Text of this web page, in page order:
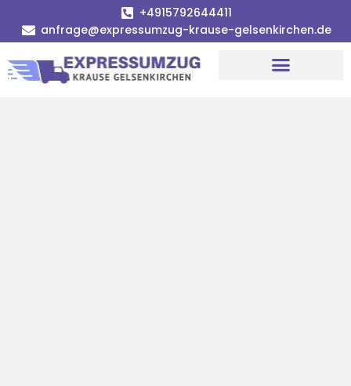
+4915792644411
anfrage@expressumzug-krause-gelsenkirchen.de